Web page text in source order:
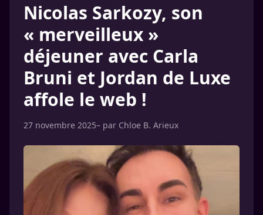
Nicolas Sarkozy, son
« merveilleux »
déjeuner avec Carla
Bruni et Jordan de Luxe
affole le web !
27 novembre 2025– par Chloe B. Arieux